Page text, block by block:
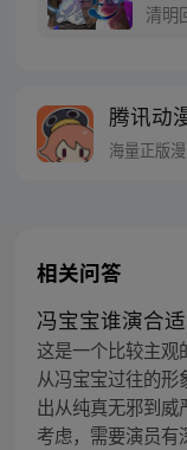
清明
密，
同踏
腾讯动
海量正版
相关问答
冯宝宝谁演合适
这是一个比较主观
从冯宝宝过往的
出从纯真无邪到威
考虑，需要演员有